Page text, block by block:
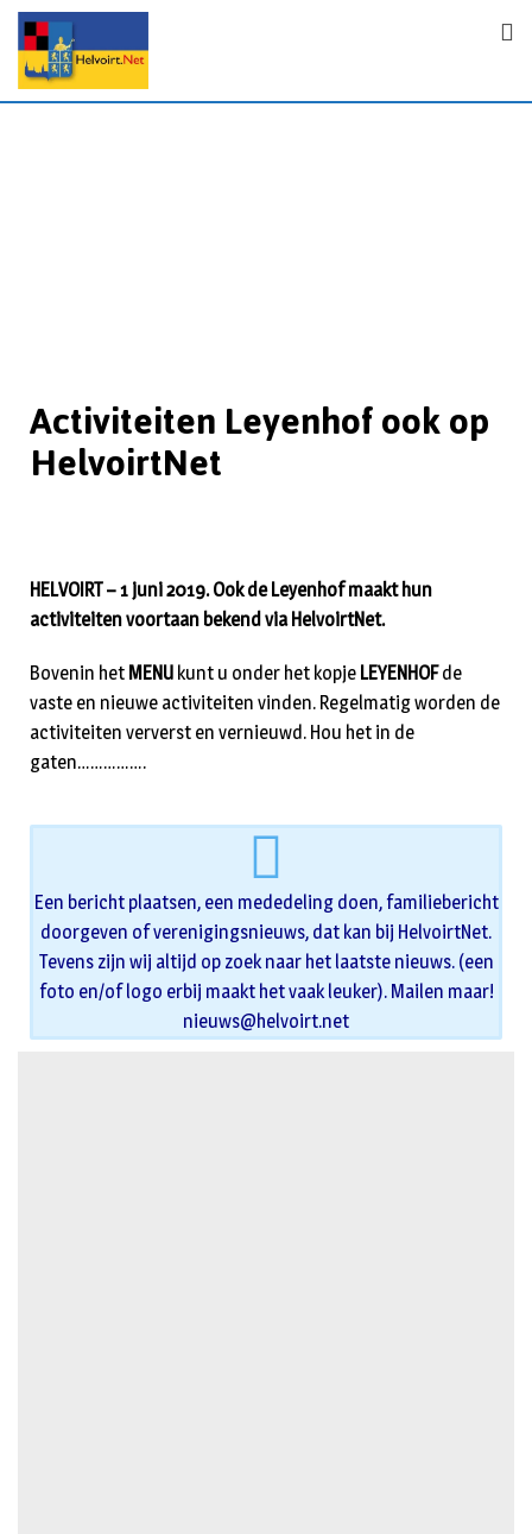
Activiteiten Leyenhof ook op
HelvoirtNet
HELVOIRT – 1 juni 2019. Ook de Leyenhof maakt hun
activiteiten voortaan bekend via HelvoirtNet.
Bovenin het MENU kunt u onder het kopje LEYENHOFde
vaste en nieuwe activiteiten vinden. Regelmatig worden de
activiteiten ververst en vernieuwd. Hou het in de
gaten…………….
Een bericht plaatsen, een mededeling doen, familiebericht
doorgeven of verenigingsnieuws, dat kan bij HelvoirtNet.
Tevens zijn wij altijd op zoek naar het laatste nieuws. (een
foto en/of logo erbij maakt het vaak leuker). Mailen maar!
nieuws@helvoirt.net